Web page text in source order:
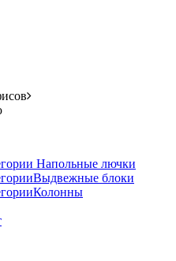
Напольные лючки
Выдвежные блоки
Колонны